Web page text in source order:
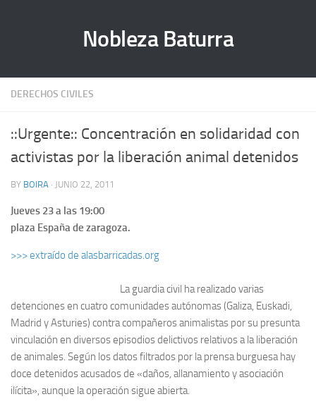
Nobleza Baturra
DERECHOS CIVILES
::Urgente:: Concentración en solidaridad con
activistas por la liberación animal detenidos
BY BOIRA · JUNIO 22, 2011
Jueves 23 a las 19:00
plaza España de zaragoza.
>>> extraído de alasbarricadas.org
La guardia civil ha realizado varias
detenciones en cuatro comunidades autónomas (Galiza, Euskadi,
Madrid y Asturies) contra compañeros animalistas por su presunta
vinculación en diversos episodios delictivos relativos a la liberación
de animales. Según los datos filtrados por la prensa burguesa hay
doce detenidos acusados de «daños, allanamiento y asociación
ilícita», aunque la operación sigue abierta.